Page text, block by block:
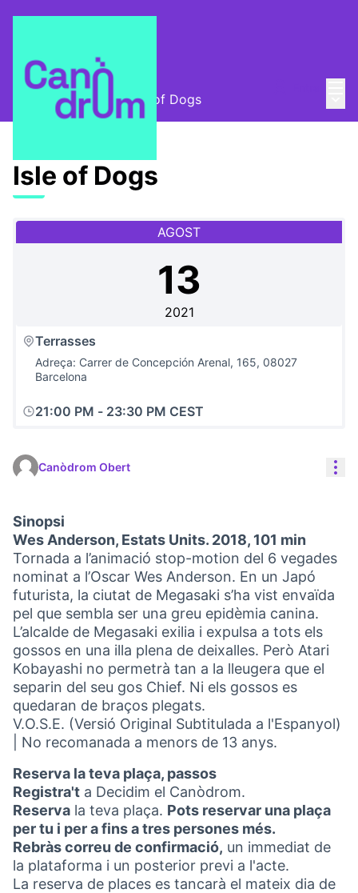
Canòdrom Obert / Isle of Dogs
Isle of Dogs
AGOST
13
2021
Terrasses
Adreça: Carrer de Concepción Arenal, 165, 08027
Barcelona
21:00 PM - 23:30 PM CEST
Canòdrom Obert
Sinopsi
Wes Anderson, Estats Units. 2018, 101 min
Tornada a l’animació stop-motion del 6 vegades
nominat a l’Oscar Wes Anderson. En un Japó
futurista, la ciutat de Megasaki s’ha vist envaïda
pel que sembla ser una greu epidèmia canina.
L’alcalde de Megasaki exilia i expulsa a tots els
gossos en una illa plena de deixalles. Però Atari
Kobayashi no permetrà tan a la lleugera que el
separin del seu gos Chief. Ni els gossos es
quedaran de braços plegats.
V.O.S.E. (Versió Original Subtitulada a l'Espanyol)
| No recomanada a menors de 13 anys.
Reserva la teva plaça, passos
Registra't a Decidim el Canòdrom.
Reserva la teva plaça. Pots reservar una plaça
per tu i per a fins a tres persones més.
Rebràs correu de confirmació, un immediat de
la plataforma i un posterior previ a l'acte.
La reserva de places es tancarà el mateix dia de